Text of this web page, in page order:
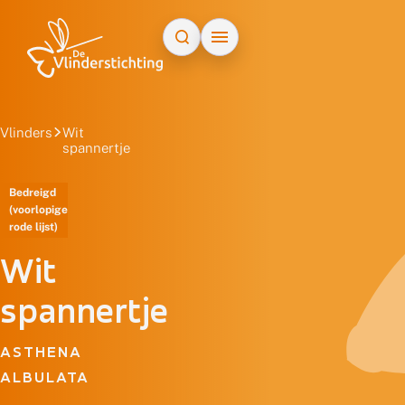
Vlinders
Wit
spannertje
Bedreigd
(voorlopige
rode lijst)
Wit
spannertje
ASTHENA
ALBULATA